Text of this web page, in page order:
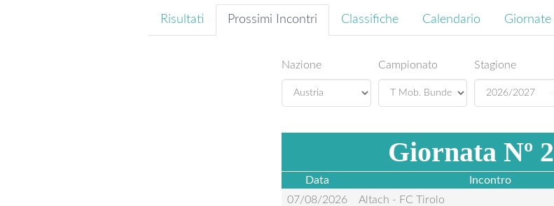
Risultati Prossimi Incontri Classifiche Calendario Giornate
Nazione Campionato Stagione
Giornata Nº 2
Data Incontro
07/08/2026
Altach - FC Tirolo